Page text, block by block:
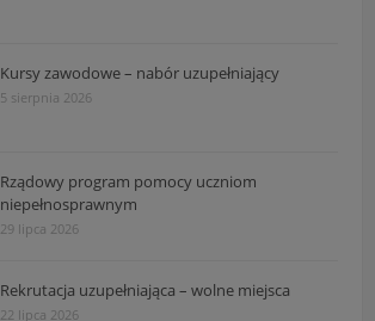
Kursy zawodowe – nabór uzupełniający
5 sierpnia 2026
Rządowy program pomocy uczniom
niepełnosprawnym
29 lipca 2026
Rekrutacja uzupełniająca – wolne miejsca
22 lipca 2026